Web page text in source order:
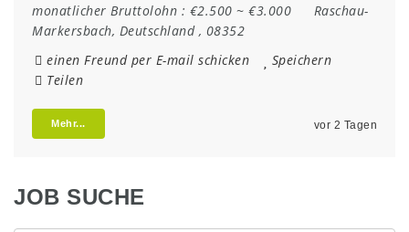
monatlicher Bruttolohn : €2.500 ~ €3.000
Raschau-
Markersbach, Deutschland, 08352
einen Freund per E-mail schicken
Speichern
Teilen
Mehr... vor 2 Tagen
JOB SUCHE